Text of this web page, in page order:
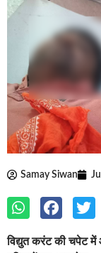
Samay Siwan
विद्युत करंट की चपेट में